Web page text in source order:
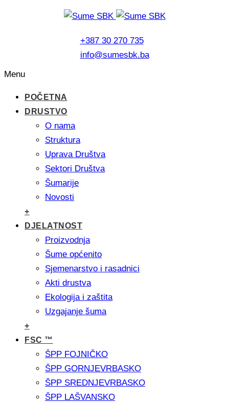
+387 30 270 735
info@sumesbk.ba
Menu
POČETNA
DRUSTVO
O nama
Struktura
Uprava Društva
Sektori Društva
Šumarije
Novosti
+
DJELATNOST
Proizvodnja
Šume općenito
Sjemenarstvo i rasadnici
Akti drustva
Ekologija i zaštita
Uzgajanje šuma
+
FSC ™
ŠPP FOJNIČKO
ŠPP GORNJEVRBASKO
ŠPP SREDNJEVRBASKO
ŠPP LAŠVANSKO